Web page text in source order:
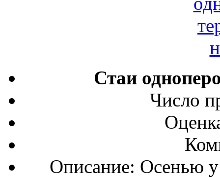
Стаи
Число
Описание: Осенью у